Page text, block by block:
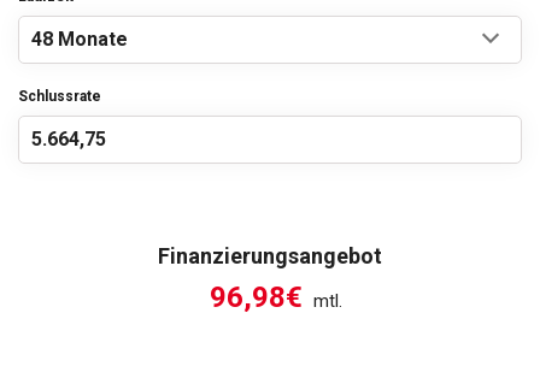
Schlussrate
Finanzierungsangebot
96,98€ mtl.